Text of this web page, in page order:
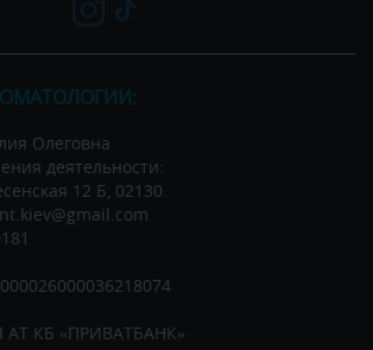
Олеговна
деятельности:
12 Б, 02130.
АТ КБ «ПРИВАТБАНК»